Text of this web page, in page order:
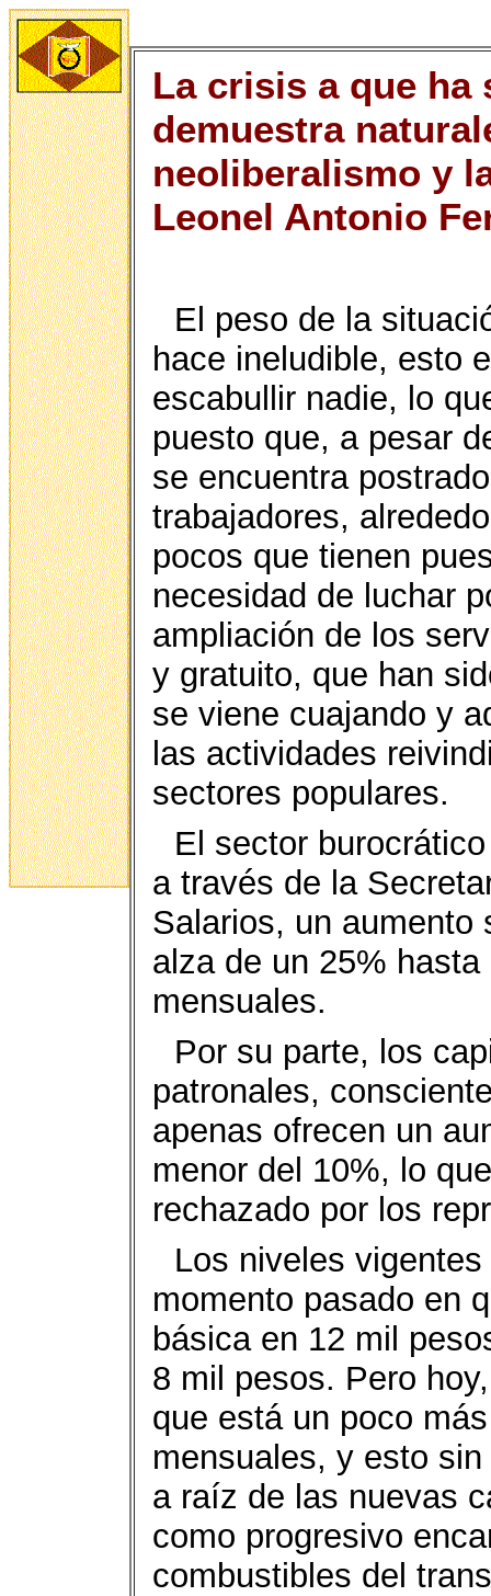
La crisis a que ha
demuestra
neoliberalismo y
Leonel Antonio
El peso de la
hace ineludible, esto
escabullir nadie, lo
puesto que, a pesar
se encuentra
trabajadores,
pocos que tienen
necesidad de luchar
ampliación de los
y gratuito, que han
se viene cuajando y
las actividades
sectores populares.
El sector
a través de la
Salarios, un aumento
alza de un 25%
mensuales.
Por su parte, los
patronales,
apenas ofrecen un
menor del 10%, lo
rechazado por los
Los niveles
momento pasado en
básica en 12 mil
8 mil pesos. Pero
que está un poco
mensuales, y esto
a raíz de las nuevas
como progresivo
combustibles del